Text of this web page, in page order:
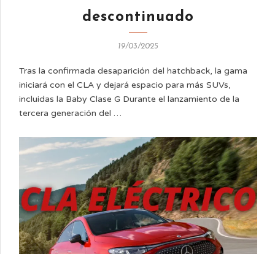
descontinuado
19/03/2025
Tras la confirmada desaparición del hatchback, la gama
iniciará con el CLA y dejará espacio para más SUVs,
incluidas la Baby Clase G Durante el lanzamiento de la
tercera generación del …